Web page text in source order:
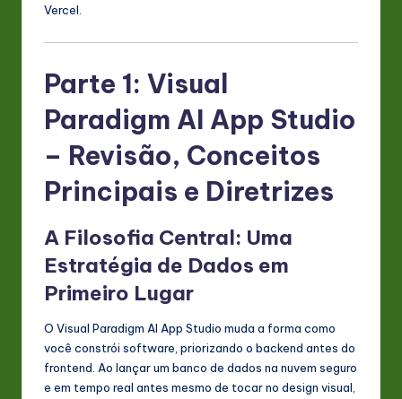
Vercel.
Parte 1: Visual
Paradigm AI App Studio
– Revisão, Conceitos
Principais e Diretrizes
A Filosofia Central: Uma
Estratégia de Dados em
Primeiro Lugar
O Visual Paradigm AI App Studio muda a forma como
você constrói software, priorizando o backend antes do
frontend. Ao lançar um banco de dados na nuvem seguro
e em tempo real antes mesmo de tocar no design visual,